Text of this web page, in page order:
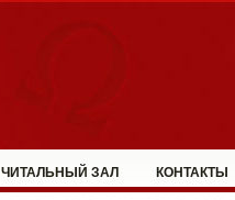
ЧИТАЛЬНЫЙ ЗАЛ КОНТАКТЫ